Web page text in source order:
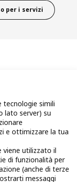
per i servizi
tecnologie simili
lato server) su
e ottimizzare la tua
viene utilizzato il
di funzionalità per
(anche di terze
messaggi